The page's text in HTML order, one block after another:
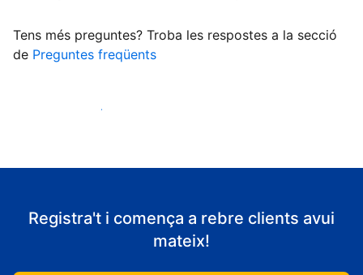
Tens més preguntes? Troba les respostes a la secció
de Preguntes freqüents
Comença a rebre clients
Registra't i comença a rebre clients avui
mateix!